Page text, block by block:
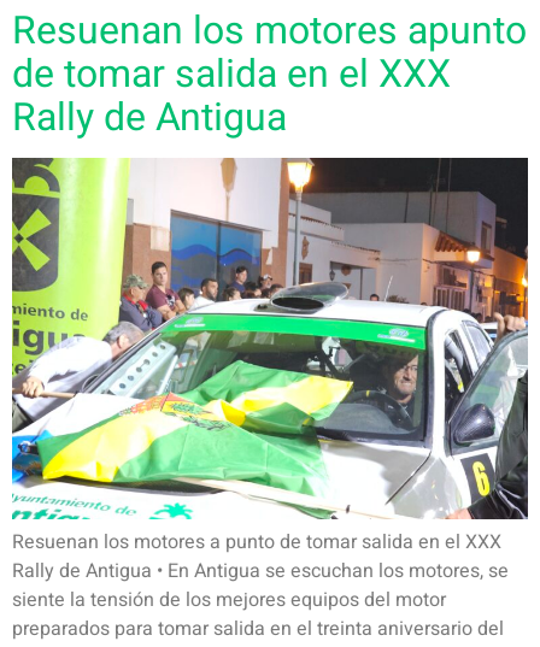
Resuenan los motores apunto
de tomar salida en el XXX
Rally de Antigua
Resuenan los motores a punto de tomar salida en el XXX
Rally de Antigua • En Antigua se escuchan los motores, se
siente la tensión de los mejores equipos del motor
preparados para tomar salida en el treinta aniversario del